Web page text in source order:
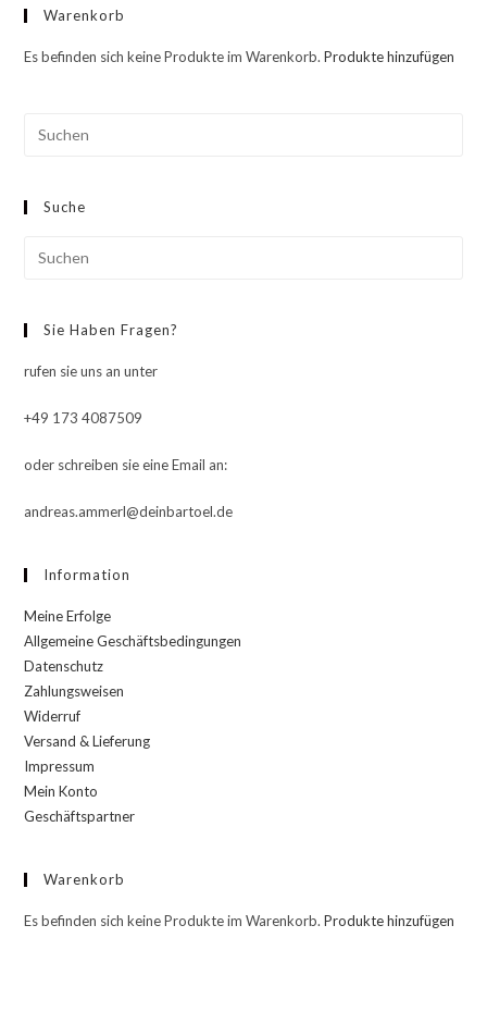
Warenkorb
Es befinden sich keine Produkte im Warenkorb.Produkte hinzufügen
Suche
Sie Haben Fragen?
rufen sie uns an unter
+49 173 4087509
oder schreiben sie eine Email an:
andreas.ammerl@deinbartoel.de
Information
Meine Erfolge
Allgemeine Geschäftsbedingungen
Datenschutz
Zahlungsweisen
Widerruf
Versand & Lieferung
Impressum
Mein Konto
Geschäftspartner
Warenkorb
Es befinden sich keine Produkte im Warenkorb.Produkte hinzufügen